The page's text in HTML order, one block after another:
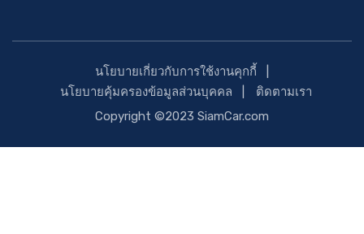
นโยบายเกี่ยวกับการใช้งานคุกกี้
นโยบายคุ้มครองข้อมูลส่วนบุคคล
ติดตามเรา
Copyright ©2023 SiamCar.com